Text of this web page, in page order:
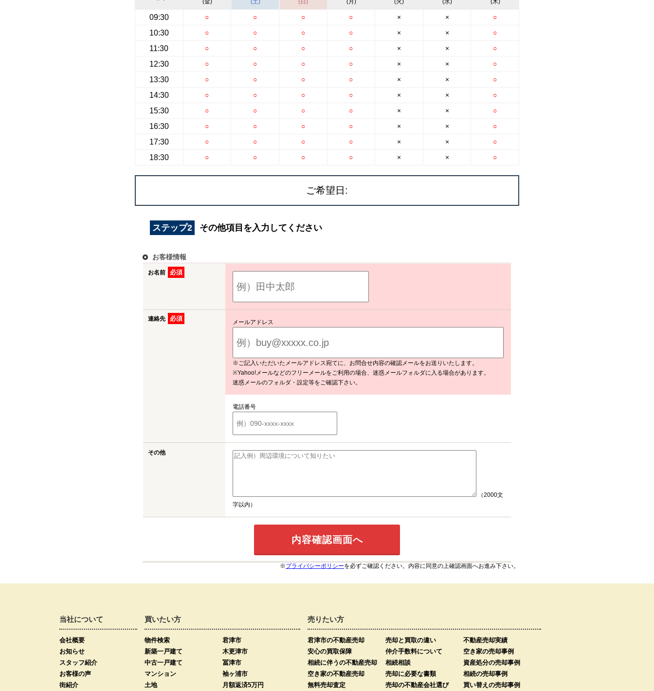
09:30
10:30
11:30
12:30
13:30
14:30
15:30
16:30
17:30
18:30
○
○
○
○
○
○
○
○
○
○
○
○
○
○
○
○
○
○
○
○
○
○
○
○
○
○
○
○
○
○
○
○
○
○
○
○
○
○
○
○
×
×
×
×
×
×
×
×
×
×
×
×
×
×
×
×
×
×
×
×
○
○
○
○
○
○
○
○
○
○
ご希望日:
ステップ2 その他項目を入力してください
お客様情報
お名前 必須
連絡先 必須 メールアドレス
※ご記入いただいたメールアドレス宛てに、お問合せ内容の確認メールをお送りいたします。
※Yahoo!メールなどのフリーメールをご利用の場合、迷惑メールフォルダに入る場合があります。
迷惑メールのフォルダ・設定等をご確認下さい。
電話番号
その他
（2000文
字以内）
※プライバシーポリシーを必ずご確認ください。内容に同意の上確認画面へお進み下さい。
当社について
会社概要
お知らせ
スタッフ紹介
お客様の声
街紹介
買いたい方
物件検索
新築一戸建て
中古一戸建て
マンション
土地
君津市
木更津市
冨津市
袖ヶ浦市
月額返済5万円
売りたい方
君津市の不動産売却
安心の買取保障
相続に伴うの不動産売却
空き家の不動産売却
無料売却査定
売却と買取の違い
仲介手数料について
相続相談
売却に必要な書類
売却の不動産会社選び
不動産売却実績
空き家の売却事例
資産処分の売却事例
相続の売却事例
買い替えの売却事例